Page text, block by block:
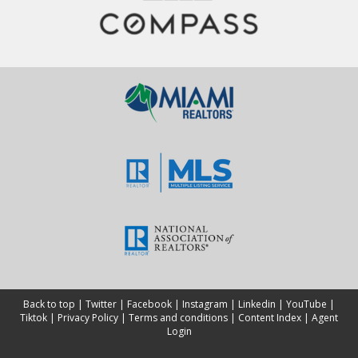
Back to top | Twitter | Facebook | Instagram | Linkedin | YouTube |
Tiktok | Privacy Policy | Terms and conditions | Content Index | Agent
Login